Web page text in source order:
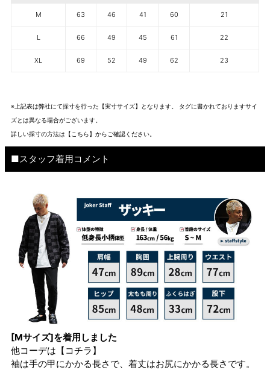
M 63 46 41 60 21
L 66 49 45 61 22
XL 69 52 49 62 23
※上記表は弊社にて採寸を行った【実寸サイズ】となります。 タグに書かれておりますサイ
ズとは異なる場合がございます。
詳しい採寸の方法は 【こちら】から ご確認ください。
■スタッフ着用コメント
[Mサイズ]を着用しました
他コーデは 【コチラ】
袖は手の甲にかかる長さで、着丈はお尻にかかる長さです。